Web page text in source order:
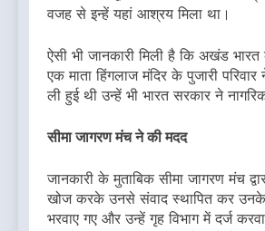
वजह से इन्हें यहां आश्रय मिला था।
ऐसी भी जानकारी मिली है कि अखंड
एक माता हिंगलाज मंदिर के पुजारी
ली हुई थी उन्हें भी भारत सरकार ने
सीमा जागरण मंच ने की मदद
जानकारी के मुताबिक सीमा जागरण मंच
खोज करके उनसे संवाद स्थापित कर
भरवाए गए और उन्हें गृह विभाग में दर्ज